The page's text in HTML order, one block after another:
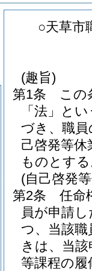
○天草市
(趣旨)
第1条
この
「法」と
づき、職員
己啓発等
ものとす
(自己啓発
第2条
任命
員が申請
つ、当該
きは、当
等課程の履